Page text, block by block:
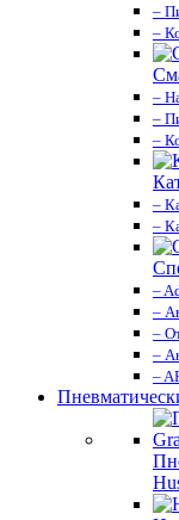
–
–
–
–
–
–
–
–
–
–
–
–